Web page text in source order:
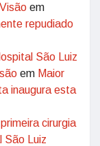
em
repudiado
São Luiz
em Maior
inaugura esta
cirurgia
São Luiz